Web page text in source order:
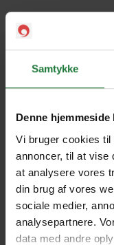
Samtykke
Denne
Vi bruger cookies
annoncer, til at vise
at analysere vores
din brug af vores
sociale medier,
analysepartnere.
data med andre
Buyer's Guide 2024
Go! Resort Guide
ROUTES THAT